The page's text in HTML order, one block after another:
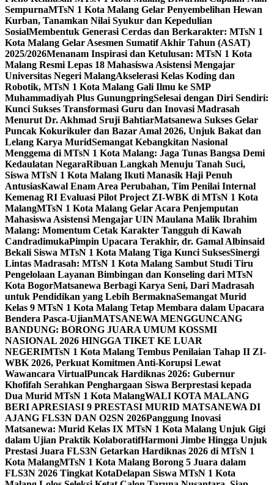
SempurnaMTsN 1 Kota Malang Gelar Penyembelihan Hewan
Kurban, Tanamkan Nilai Syukur dan Kepedulian
SosialMembentuk Generasi Cerdas dan Berkarakter: MTsN 1
Kota Malang Gelar Asesmen Sumatif Akhir Tahun (ASAT)
2025/2026Menanam Inspirasi dan Ketulusan: MTsN 1 Kota
Malang Resmi Lepas 18 Mahasiswa Asistensi Mengajar
Universitas Negeri MalangAkselerasi Kelas Koding dan
Robotik, MTsN 1 Kota Malang Gali Ilmu ke SMP
Muhammadiyah Plus GunungpringSelesai dengan Diri Sendiri:
Kunci Sukses Transformasi Guru dan Inovasi Madrasah
Menurut Dr. Akhmad Sruji BahtiarMatsanewa Sukses Gelar
Puncak Kokurikuler dan Bazar Amal 2026, Unjuk Bakat dan
Lelang Karya MuridSemangat Kebangkitan Nasional
Menggema di MTsN 1 Kota Malang: Jaga Tunas Bangsa Demi
Kedaulatan NegaraRibuan Langkah Menuju Tanah Suci,
Siswa MTsN 1 Kota Malang Ikuti Manasik Haji Penuh
AntusiasKawal Enam Area Perubahan, Tim Penilai Internal
Kemenag RI Evaluasi Pilot Project ZI-WBK di MTsN 1 Kota
MalangMTsN 1 Kota Malang Gelar Acara Penjemputan
Mahasiswa Asistensi Mengajar UIN Maulana Malik Ibrahim
Malang: Momentum Cetak Karakter Tangguh di Kawah
CandradimukaPimpin Upacara Terakhir, dr. Gamal Albinsaid
Bekali Siswa MTsN 1 Kota Malang Tiga Kunci SuksesSinergi
Lintas Madrasah: MTsN 1 Kota Malang Sambut Studi Tiru
Pengelolaan Layanan Bimbingan dan Konseling dari MTsN
Kota BogorMatsanewa Berbagi Karya Seni, Dari Madrasah
untuk Pendidikan yang Lebih BermaknaSemangat Murid
Kelas 9 MTsN 1 Kota Malang Tetap Membara dalam Upacara
Bendera Pasca-UjianMATSANEWA MENGGUNCANG
BANDUNG: BORONG JUARA UMUM KOSSMI
NASIONAL 2026 HINGGA TIKET KE LUAR
NEGERIMTsN 1 Kota Malang Tembus Penilaian Tahap II ZI-
WBK 2026, Perkuat Komitmen Anti-Korupsi Lewat
Wawancara VirtualPuncak Hardiknas 2026: Gubernur
Khofifah Serahkan Penghargaan Siswa Berprestasi kepada
Dua Murid MTsN 1 Kota MalangWALI KOTA MALANG
BERI APRESIASI 9 PRESTASI MURID MATSANEWA DI
AJANG FLS3N DAN O2SN 2026Panggung Inovasi
Matsanewa: Murid Kelas IX MTsN 1 Kota Malang Unjuk Gigi
dalam Ujian Praktik KolaboratifHarmoni Jimbe Hingga Unjuk
Prestasi Juara FLS3N Getarkan Hardiknas 2026 di MTsN 1
Kota MalangMTsN 1 Kota Malang Borong 5 Juara dalam
FLS3N 2026 Tingkat KotaDelapan Siswa MTsN 1 Kota